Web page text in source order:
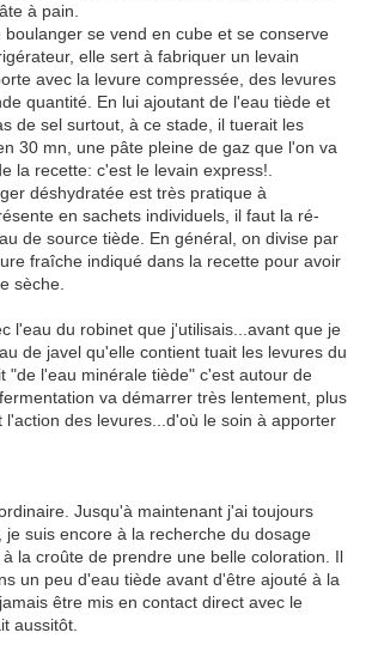
à pain.
se vend en cube et se conserve
elle sert à fabriquer un levain
avec la levure compressée, des levures
quantité. En lui ajoutant de l'eau tiède et
de sel surtout, à ce stade, il tuerait les
30 mn, une pâte pleine de gaz que l'on va
la recette: c'est le levain express!.
déshydratée est très pratique à
en sachets individuels, il faut la ré-
de source tiède. En général, on divise par
fraîche indiqué dans la recette pour avoir
sèche.
l'eau du robinet que j'utilisais...avant que je
de javel qu'elle contient tuait les levures du
"de l'eau minérale tiède" c'est autour de
va démarrer très lentement, plus
l'action des levures...d'où le soin à apporter
Jusqu'à maintenant j'ai toujours
je suis encore à la recherche du dosage
la croûte de prendre une belle coloration. Il
un peu d'eau tiède avant d'être ajouté à la
être mis en contact direct avec le
aussitôt.